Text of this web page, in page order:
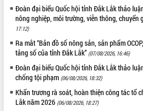
Định vị cà phê Việt Nam như một “di
sản sống” trong dòng chảy toàn cầu
Xây dựng nông thôn mới: Nâng cao đời
sống người dân từ những mô hình thiết
thực
Quyết liệt tháo gỡ vướng mắc, đẩy
nhanh tiến độ các dự án trọng điểm
trong Khu kinh tế Nam Phú Yên
Hòn Yến phát triển du lịch gắn với bảo
tồn biển
Đoàn đại biểu Quốc hội tỉnh Đắk Lắk thảo
nông nghiệp, môi trường, viễn thông, chuyển
17:12)
Ra mắt “Bản đồ số nông sản, sản phẩm
tảng số của tỉnh Đắk Lắk” (07/08/2026, 16:46)
Đoàn đại biểu Quốc hội tỉnh Đắk Lắk thảo
chống tội phạm (06/08/2026, 18:32)
Khẩn trương rà soát, hoàn thiện công tác tổ
Lắk năm 2026 (06/08/2026, 18:27)